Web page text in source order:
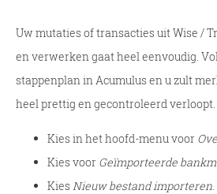
Uw mutaties of transacties uit Wise /
en verwerken gaat heel eenvoudig.
stappenplan in Acumulus en u zult
heel prettig en gecontroleerd verloopt.
Kies in het hoofd-menu voor
Kies voor Geïmporteerde
Kies Nieuw bestand importeren.